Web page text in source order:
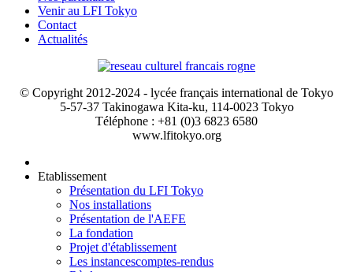
Venir au LFI Tokyo
Contact
Actualités
© Copyright 2012-2024 - lycée français international de Tokyo
5-57-37 Takinogawa Kita-ku, 114-0023 Tokyo
Téléphone : +81 (0)3 6823 6580
www.lfitokyo.org
Etablissement
Présentation du LFI Tokyo
Nos installations
Présentation de l'AEFE
La fondation
Projet d'établissement
Les instancescomptes-rendus